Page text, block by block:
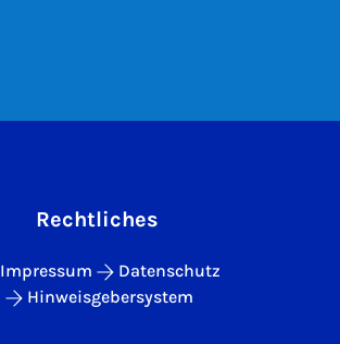
Rechtliches
Impressum
Datenschutz
Hinweisgebersystem